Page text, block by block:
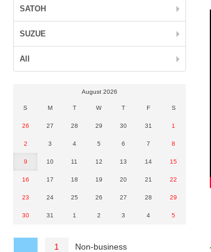
SATOH
SUZUE
All
August 2026
S M T W T F S
26 27 28 29 30 31 1
2 3 4 5 6 7 8
9 10 11 12 13 14 15
16 17 18 19 20 21 22
23 24 25 26 27 28 29
30 31 1 2 3 4 5
1 Non-business